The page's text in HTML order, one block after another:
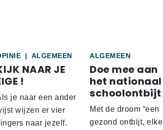
| ALGEMEEN
NAAR JE
!
je naar een ander
wijzen er vier
naar jezelf.
ALGEMEEN
Doe mee aan
het nationaal
schoolontbijt
Met de droom “een
gezond ontbijt, elke